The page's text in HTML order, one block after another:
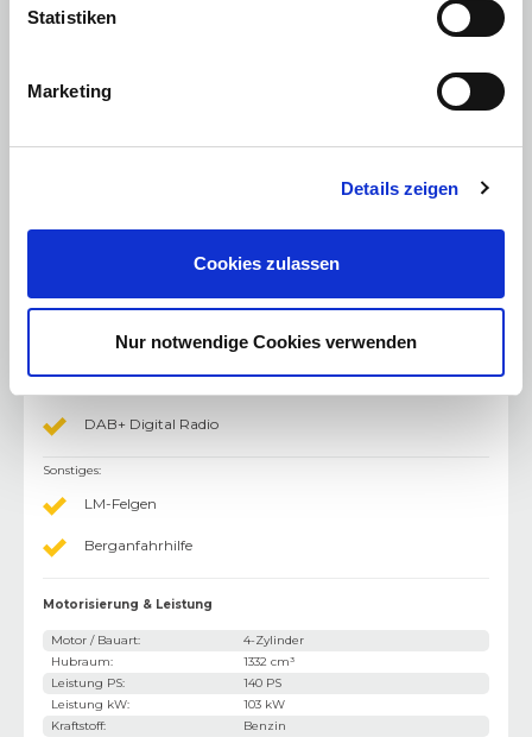
Statistiken
Marketing
Details zeigen
Cookies zulassen
Nur notwendige Cookies verwenden
Licht:
Ambiente Licht
AUX-In Anschluss
Freisprecheinrichtung
Bluetooth Freisprecheinrichtung
USB Anschluss
DAB+ Digital Radio
Sonstiges:
LM-Felgen
Berganfahrhilfe
Motorisierung & Leistung
Motor / Bauart:
4-Zylinder
Hubraum:
1332 cm³
Leistung PS:
140 PS
Leistung kW:
103 kW
Kraftstoff:
Benzin